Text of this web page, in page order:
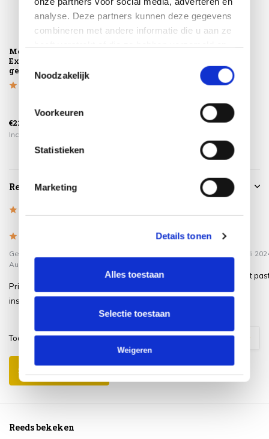
analyse. Deze partners kunnen deze gegevens
combineren met andere informatie die u aan ze
Noodzakelijk
Voorkeuren
Statistieken
Marketing
Details tonen
Alles toestaan
Selectie toestaan
Weigeren
Montagelevering -
Extra gemak &
geen afval
€225,00
Incl. btw
Pacific lounge-
Reviews
Gepost door:
Augustus 2025
Prima en mooie tafel. 5 min
installeren en klaar is kees.
5 5
op 1 Juli
Prachtige tafel die perfect
onze serre
Toon -3van7reacties 1 2 3
Schrijf je eigen review
Reeds bekeken